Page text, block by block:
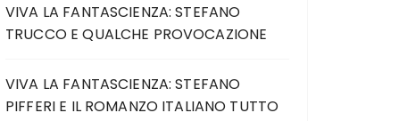
VIVA LA FANTASCIENZA: STEFANO
TRUCCO E QUALCHE PROVOCAZIONE
VIVA LA FANTASCIENZA: STEFANO
PIFFERI E IL ROMANZO ITALIANO TUTTO